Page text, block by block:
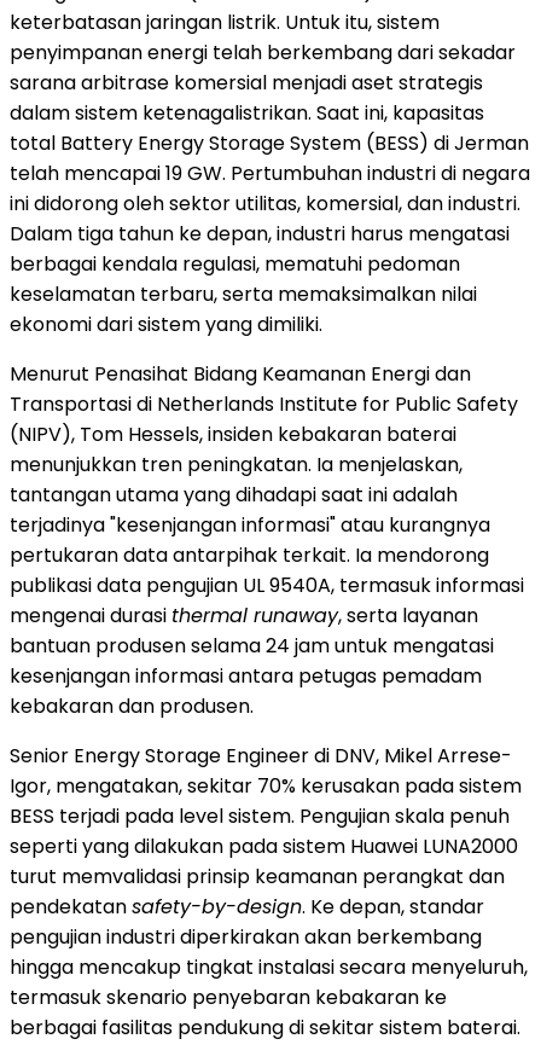
keterbatasan jaringan listrik. Untuk itu, sistem
penyimpanan energi telah berkembang dari sekadar
sarana arbitrase komersial menjadi aset strategis
dalam sistem ketenagalistrikan. Saat ini, kapasitas
total Battery Energy Storage System (BESS) di Jerman
telah mencapai 19 GW. Pertumbuhan industri di negara
ini didorong oleh sektor utilitas, komersial, dan industri.
Dalam tiga tahun ke depan, industri harus mengatasi
berbagai kendala regulasi, mematuhi pedoman
keselamatan terbaru, serta memaksimalkan nilai
ekonomi dari sistem yang dimiliki.
Menurut Penasihat Bidang Keamanan Energi dan
Transportasi di Netherlands Institute for Public Safety
(NIPV), Tom Hessels, insiden kebakaran baterai
menunjukkan tren peningkatan. Ia menjelaskan,
tantangan utama yang dihadapi saat ini adalah
terjadinya "kesenjangan informasi" atau kurangnya
pertukaran data antarpihak terkait. Ia mendorong
publikasi data pengujian UL 9540A, termasuk informasi
mengenai durasi thermal runaway, serta layanan
bantuan produsen selama 24 jam untuk mengatasi
kesenjangan informasi antara petugas pemadam
kebakaran dan produsen.
Senior Energy Storage Engineer di DNV, Mikel Arrese-
Igor, mengatakan, sekitar 70% kerusakan pada sistem
BESS terjadi pada level sistem. Pengujian skala penuh
seperti yang dilakukan pada sistem Huawei LUNA2000
turut memvalidasi prinsip keamanan perangkat dan
pendekatansafety-by-design. Ke depan, standar
pengujian industri diperkirakan akan berkembang
hingga mencakup tingkat instalasi secara menyeluruh,
termasuk skenario penyebaran kebakaran ke
berbagai fasilitas pendukung di sekitar sistem baterai.